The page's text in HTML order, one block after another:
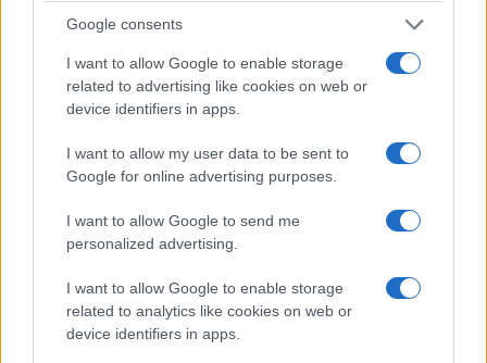
Google consents
I want to allow Google to enable storage
related to advertising like cookies on web or
device identifiers in apps.
I want to allow my user data to be sent to
Google for online advertising purposes.
I want to allow Google to send me
personalized advertising.
I want to allow Google to enable storage
related to analytics like cookies on web or
device identifiers in apps.
Sigue leyendo